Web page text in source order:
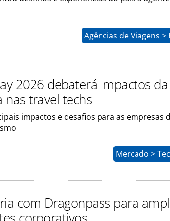
Agências de Viagens >
2026 debaterá impactos da
nas travel techs
impactos e desafios para as empresas
Mercado >
com Dragonpass para